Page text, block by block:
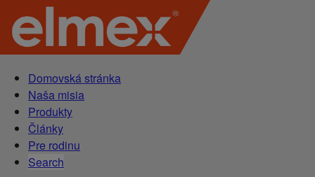
Domovská stránka
Naša misia
Produkty
Články
Pre rodinu
Search